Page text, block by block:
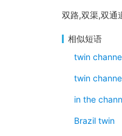
双路,双渠,双通
相似短语
twin
twin
in the
Brazil twin